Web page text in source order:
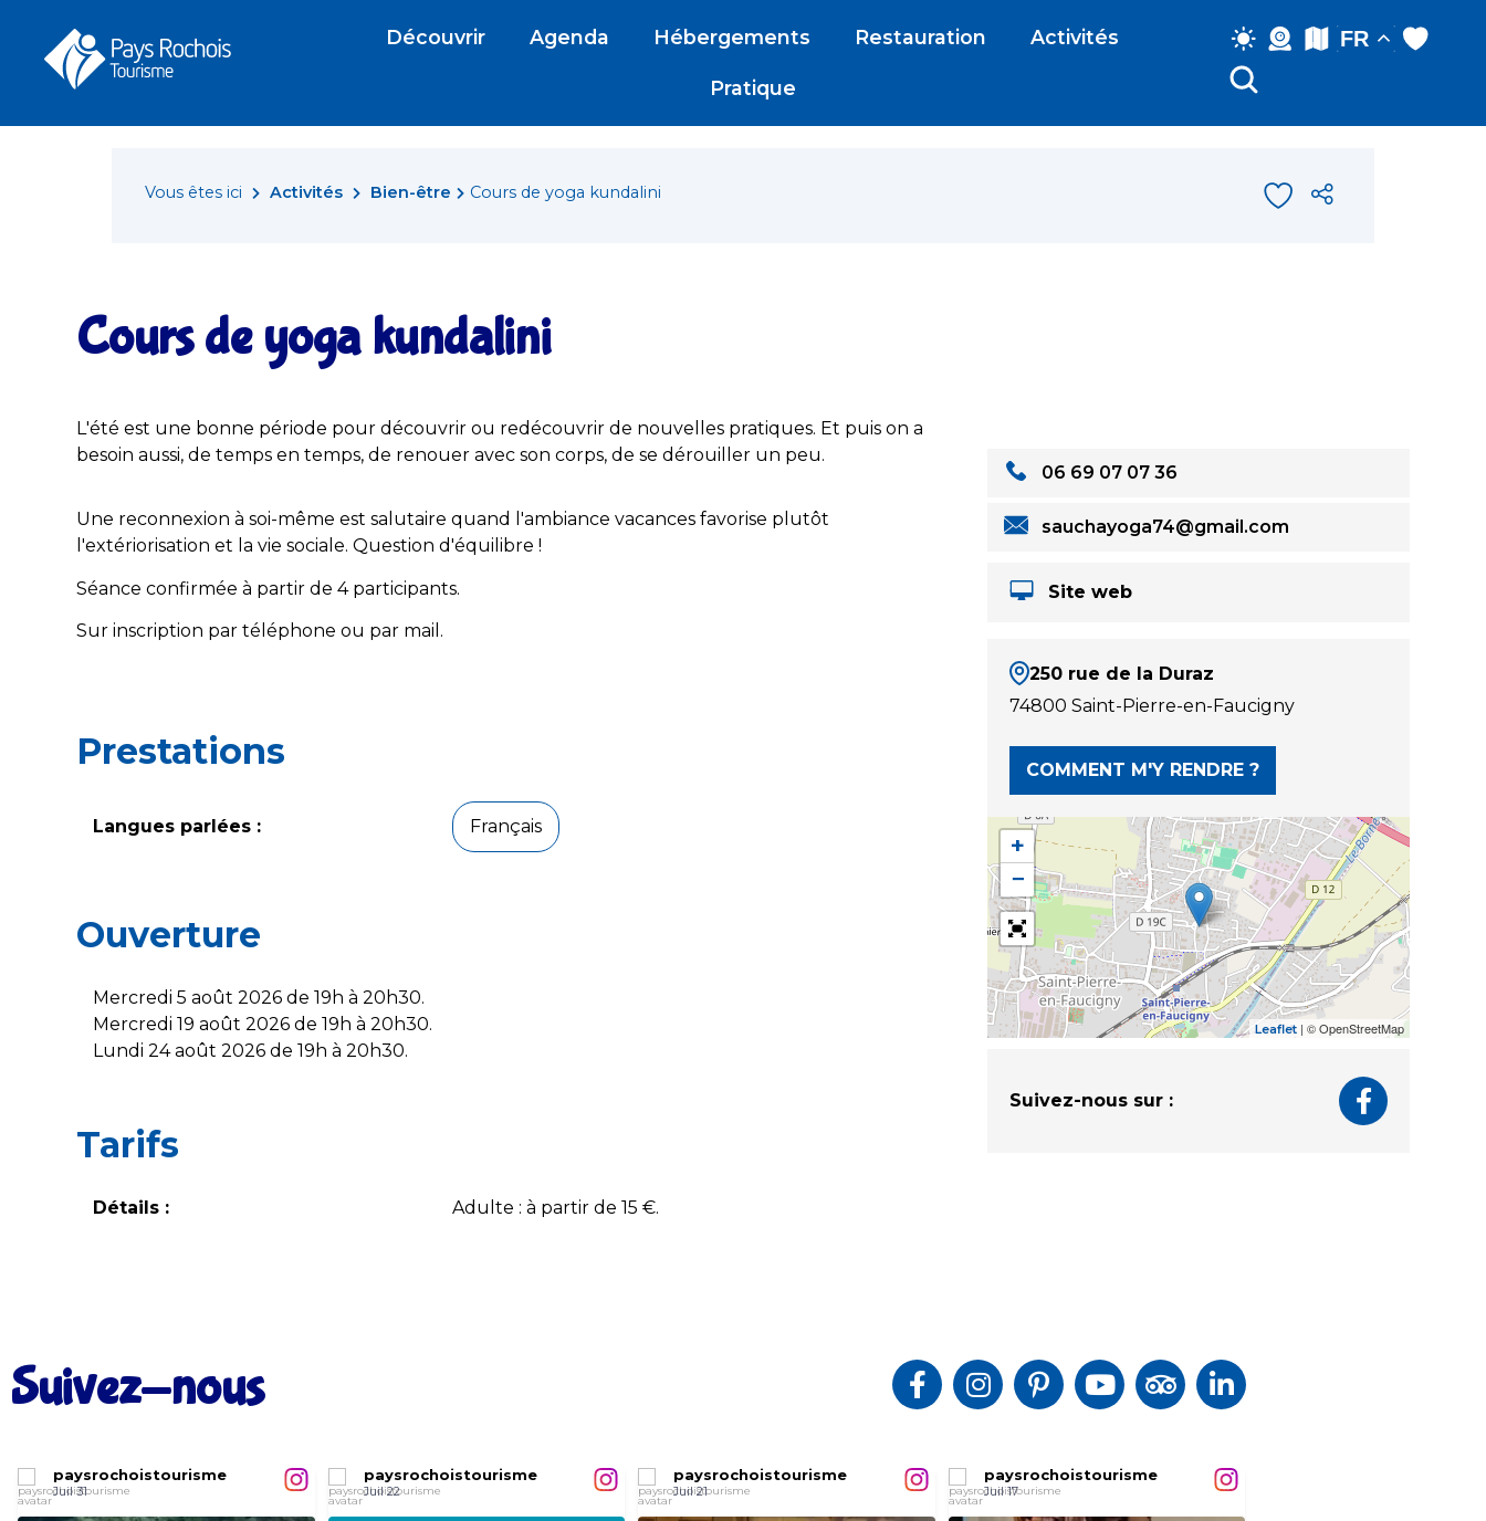
Découvrir Agenda Hébergements Restauration Activités
Pratique
FR
Vous êtes ici Activités Bien-être Cours de yoga kundalini
Cours de yoga kundalini
L'été est une bonne période pour découvrir ou redécouvrir de nouvelles pratiques. Et puis on a
besoin aussi, de temps en temps, de renouer avec son corps, de se dérouiller un peu.
Une reconnexion à soi-même est salutaire quand l'ambiance vacances favorise plutôt
l'extériorisation et la vie sociale. Question d'équilibre !
Séance confirmée à partir de 4 participants.
Sur inscription par téléphone ou par mail.
Prestations
Langues parlées : Français
Ouverture
Mercredi 5 août 2026 de 19h à 20h30.
Mercredi 19 août 2026 de 19h à 20h30.
Lundi 24 août 2026 de 19h à 20h30.
Tarifs
Détails : Adulte : à partir de 15 €.
06 69 07 07 36
sauchayoga74@gmail.com
Site web
250 rue de la Duraz
74800 Saint-Pierre-en-Faucigny
COMMENT M'Y RENDRE ?
+
−
Leaflet | © OpenStreetMap
Suivez-nous sur :
Suivez-nous
paysrochoistourisme
Juil 31
paysrochoistourisme
Juil 22
paysrochoistourisme
Juil 21
paysrochoistourisme
Juil 17